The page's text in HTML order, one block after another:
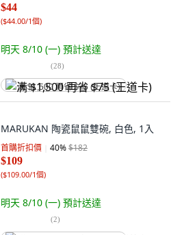
$44
($44.00/1個)
明天 8/10 (一) 預計送達
(28)
满 $1,500 再省 $75 (王道卡)
MARUKAN 陶瓷鼠鼠雙碗, 白色, 1入
首購折扣價 40%$182
$109
($109.00/1個)
明天 8/10 (一) 預計送達
(2)